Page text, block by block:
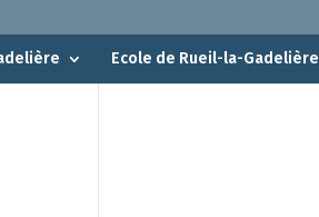
Ecole de Rueil-la-Gadelière